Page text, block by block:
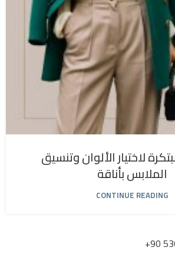
لاختيار الألوان وتنسيق
الملابس بأناقة
CONTINUE READING
+90